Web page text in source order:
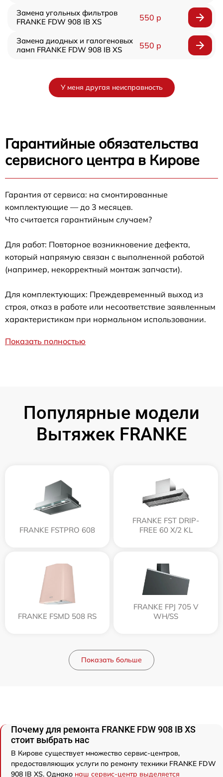
Замена угольных фильтров
FRANKE FDW 908 IB XS
550 р
Замена диодных и галогеновых
ламп FRANKE FDW 908 IB XS
550 р
У меня другая неисправность
Гарантийные обязательства
сервисного центра в Кирове
Гарантия от сервиса: на смонтированные
комплектующие — до 3 месяцев.
Что считается гарантийным случаем?
Для работ: Повторное возникновение дефекта,
который напрямую связан с выполненной работой
(например, некорректный монтаж запчасти).
Для комплектующих: Преждевременный выход из
строя, отказ в работе или несоответствие заявленным
характеристикам при нормальном использовании.
Показать полностью
Популярные модели
Вытяжек FRANKE
FRANKE FSTPRO 608
FRANKE FST DRIP-
FREE 60 X/2 KL
FRANKE FSMD 508 RS
FRANKE FPJ 705 V
WH/SS
Показать больше
Почему для ремонта FRANKE FDW 908 IB XS
стоит выбрать нас
В Кирове существует множество сервис-центров,
предоставляющих услуги по ремонту техники FRANKE FDW
908 IB XS. Однако наш сервис-центр выделяется